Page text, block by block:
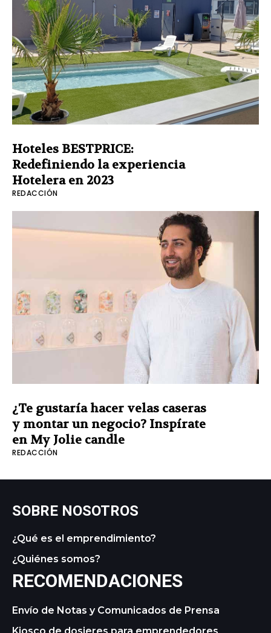
Hoteles BESTPRICE:
Redefiniendo la experiencia
Hotelera en 2023
REDACCIÓN
¿Te gustaría hacer velas caseras
y montar un negocio? Inspírate
en My Jolie candle
REDACCIÓN
SOBRE NOSOTROS
¿Qué es el emprendimiento?
¿Quiénes somos?
RECOMENDACIONES
Envío de Notas y Comunicados de Prensa